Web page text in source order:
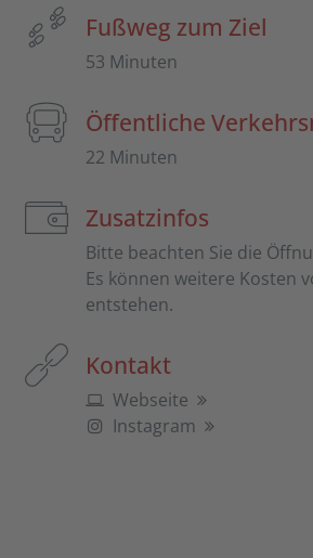
Fußweg zum Ziel
53 Minuten
Öffentliche
22 Minuten
Zusatzinfos
Bitte beachten Sie die
Es können weitere Kosten
entstehen.
Kontakt
Webseite
Instagram